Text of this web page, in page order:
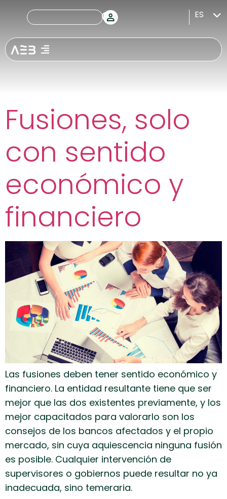
ES
Etiquetas:
Fusiones y
adquisiciones
Fusiones, solo
con sentido
económico y
financiero
Las fusiones deben tener sentido económico y
financiero. La entidad resultante tiene que ser
mejor que las dos existentes previamente, y los
mejor capacitados para valorarlo son los
consejos de los bancos afectados y el propio
mercado, sin cuya aquiescencia ninguna fusión
es posible. Cualquier intervención de
supervisores o gobiernos puede resultar no ya
inadecuada, sino temeraria.